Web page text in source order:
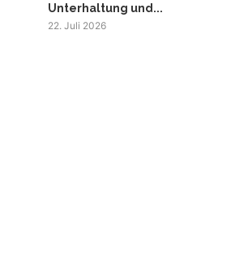
Unterhaltung und...
22. Juli 2026